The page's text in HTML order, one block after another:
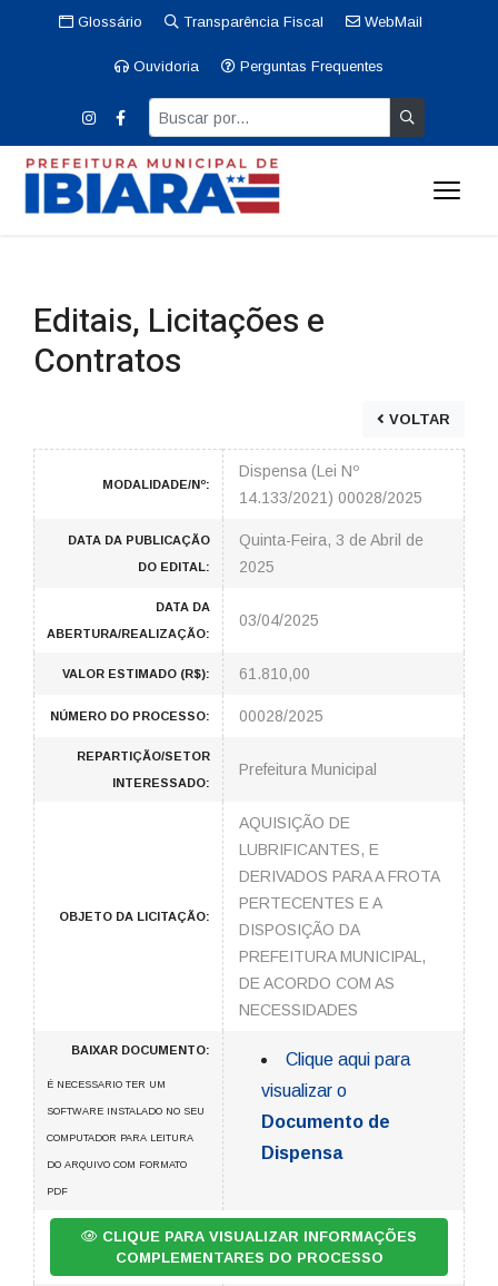
Glossário Transparência Fiscal WebMail
Ouvidoria Perguntas Frequentes
Editais, Licitações e
Contratos
VOLTAR
MODALIDADE/Nº:
Dispensa (Lei Nº
14.133/2021) 00028/2025
DATA DA PUBLICAÇÃO
DO EDITAL:
Quinta-Feira, 3 de Abril de
2025
DATA DA
ABERTURA/REALIZAÇÃO:
03/04/2025
VALOR ESTIMADO (R$): 61.810,00
NÚMERO DO PROCESSO: 00028/2025
REPARTIÇÃO/SETOR
INTERESSADO:
Prefeitura Municipal
OBJETO DA LICITAÇÃO:
AQUISIÇÃO DE
LUBRIFICANTES, E
DERIVADOS PARA A FROTA
PERTECENTES E A
DISPOSIÇÃO DA
PREFEITURA MUNICIPAL,
DE ACORDO COM AS
NECESSIDADES
BAIXAR DOCUMENTO:
É NECESSARIO TER UM
SOFTWARE INSTALADO NO SEU
COMPUTADOR PARA LEITURA
DO ARQUIVO COM FORMATO
PDF
Clique aqui para
visualizar o
Documento de
Dispensa
CLIQUE PARA VISUALIZAR INFORMAÇÕES
COMPLEMENTARES DO PROCESSO